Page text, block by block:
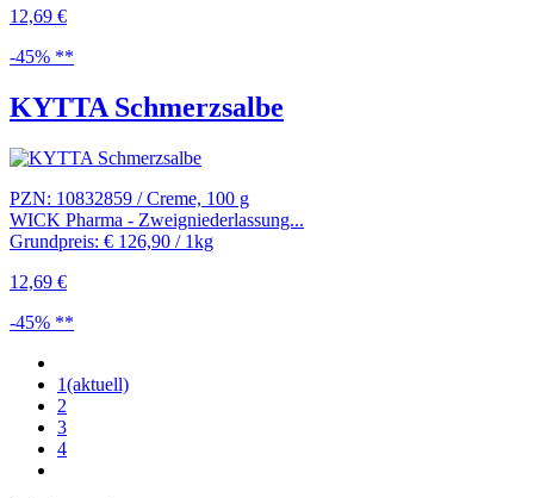
12,69 €
-45% **
KYTTA Schmerzsalbe
PZN: 10832859 / Creme, 100 g
WICK Pharma - Zweigniederlassung...
Grundpreis: € 126,90 / 1kg
12,69 €
-45% **
1(aktuell)
2
3
4